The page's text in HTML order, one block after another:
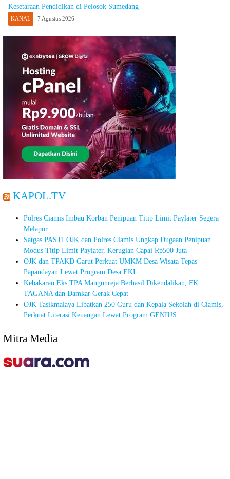
Kesetaraan Pendidikan di Pelosok Sumedang
KANAL 7 Agustus 2026
KAPOL.TV
Polres Ciamis Imbau Korban Penipuan Titip Limit Paylater Segera
Melapor
Satgas PASTI OJK dan Polres Ciamis Ungkap Dugaan Penipuan
Modus Titip Limit Paylater, Kerugian Capai Rp500 Juta
OJK dan TPAKD Garut Perkuat UMKM Desa Wisata Tepas
Papandayan Lewat Program Desa EKI
Kebakaran Eks TPA Mangunreja Berhasil Dikendalikan, FK
TAGANA dan Damkar Gerak Cepat
OJK Tasikmalaya Libatkan 250 Guru dan Kepala Sekolah di Ciamis,
Perkuat Literasi Keuangan Lewat Program GENIUS
Mitra Media